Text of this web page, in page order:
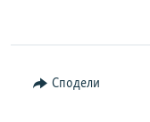
Сподели